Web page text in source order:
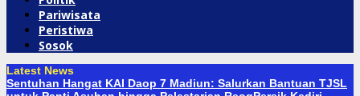
Pariwisata
Peristiwa
Sosok
Latest News
Sentuhan Hangat KAI Daop 7 Madiun: Salurkan Bantuan TJSL